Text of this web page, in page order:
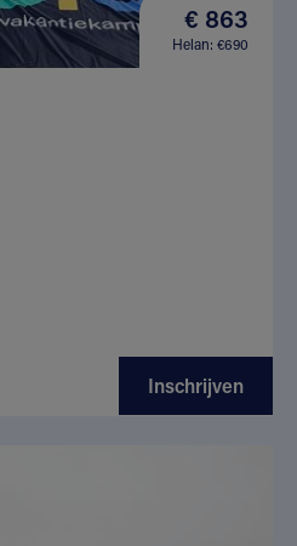
€ 863
Helan: €690
Inschrijven